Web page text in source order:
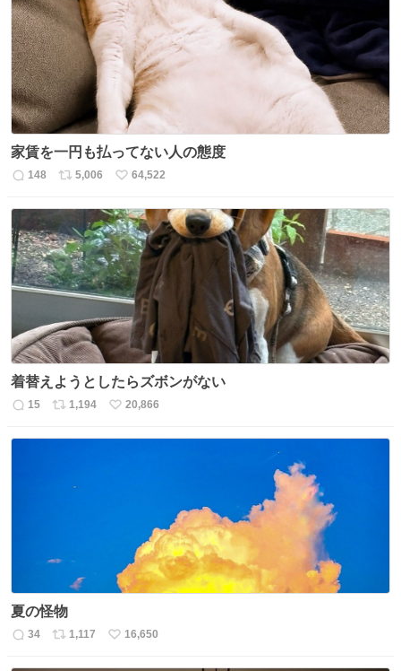
家賃を一円も払ってない人の態度
返
148
リ
ト
数
5,006
い
ね
数
64,522
着替えようとしたらズボンがない
返
15
リ
1,194
い
20,866
夏の怪物
返
34
リ
1,117
い
16,650